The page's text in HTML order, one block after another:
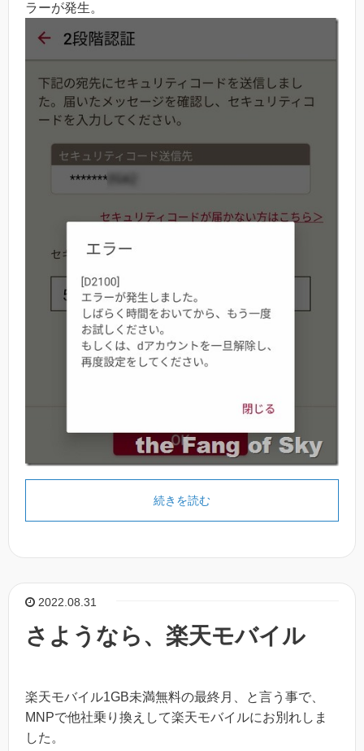
ラーが発生。
続きを読む
2022.08.31
さようなら、楽天モバイル
楽天モバイル1GB未満無料の最終月、と言う事で、
MNPで他社乗り換えして楽天モバイルにお別れしま
した。